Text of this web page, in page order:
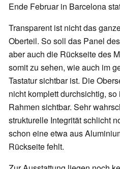
Ende Februar in Barcelona
Transparent ist nicht das
Oberteil. So soll das Panel
aber auch die Rückseite des
somit zu sehen, wie auch im
Tastatur sichtbar ist. Die
nicht komplett durchsichtig,
Rahmen sichtbar. Sehr
strukturelle Integrität schlicht
schon eine etwa aus
Rückseite fehlt.